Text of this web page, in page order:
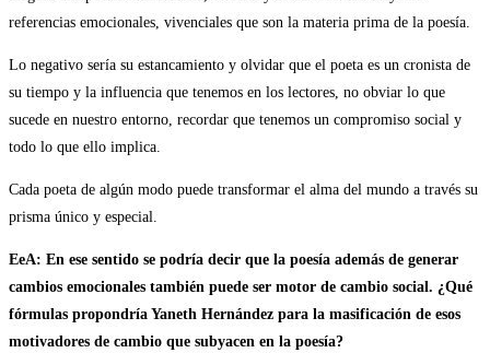
referencias emocionales, vivenciales que son la materia prima de la poesía.
Lo negativo sería su estancamiento y olvidar que el poeta es un cronista de
su tiempo y la influencia que tenemos en los lectores, no obviar lo que
sucede en nuestro entorno, recordar que tenemos un compromiso social y
todo lo que ello implica.
Cada poeta de algún modo puede transformar el alma del mundo a través su
prisma único y especial.
EeA: En ese sentido se podría decir que la poesía además de generar
cambios emocionales también puede ser motor de cambio social. ¿Qué
fórmulas propondría Yaneth Hernández para la masificación de esos
motivadores de cambio que subyacen en la poesía?